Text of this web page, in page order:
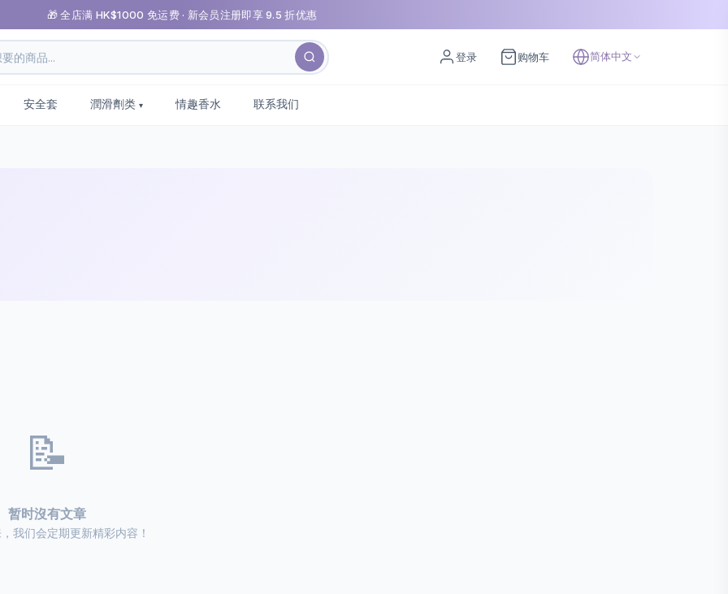
🎁 全店满 HK$1000 免运费 · 新会员注册即享 9.5 折优惠
登录 购物车 简体中文
安全套 潤滑劑类 情趣香水 联系我们
📝
暂时沒有文章
我们会定期更新精彩内容！